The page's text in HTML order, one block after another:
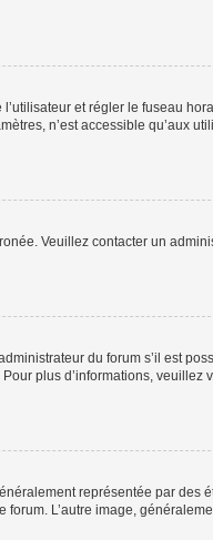
et régler le fuseau
n’est accessible qu’aux
Veuillez contacter un
du forum s’il est
plus d’informations, veuillez
représentée par des
L’autre image,